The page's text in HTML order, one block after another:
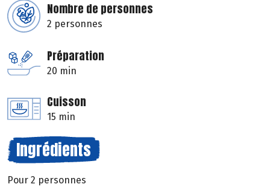
Nombre de personnes
2 personnes
Préparation
20 min
Cuisson
15 min
Ingrédients
Pour 2 personnes